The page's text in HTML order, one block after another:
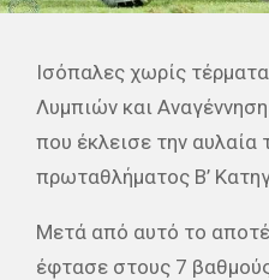
Ισόπαλες χωρίς
Λυμπιών και
που έκλεισε την αυλαία
πρωταθλήματος Β’
Μετά από αυτό το
έφτασε στους 7